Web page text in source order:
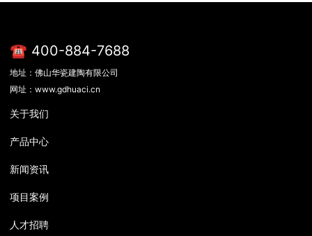
☎ 400-884-7688
地址：佛山华瓷建陶有限公司
网址：www.gdhuaci.cn
关于我们
产品中心
新闻资讯
项目案例
人才招聘